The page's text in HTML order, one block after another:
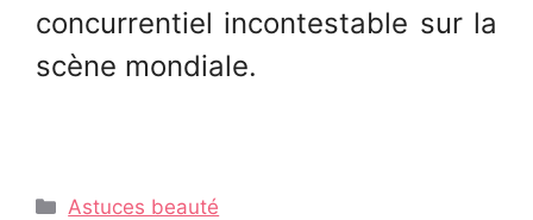
concurrentiel incontestable sur la
scène mondiale.
Catégories
Astuces beauté